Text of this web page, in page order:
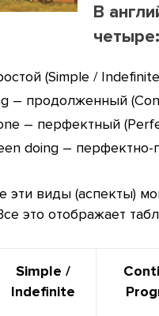
В
четыре:
(Simple /
– продолженный
– перфектный
doing –
эти виды (аспекты)
это отображает
Simple /
Indefinite